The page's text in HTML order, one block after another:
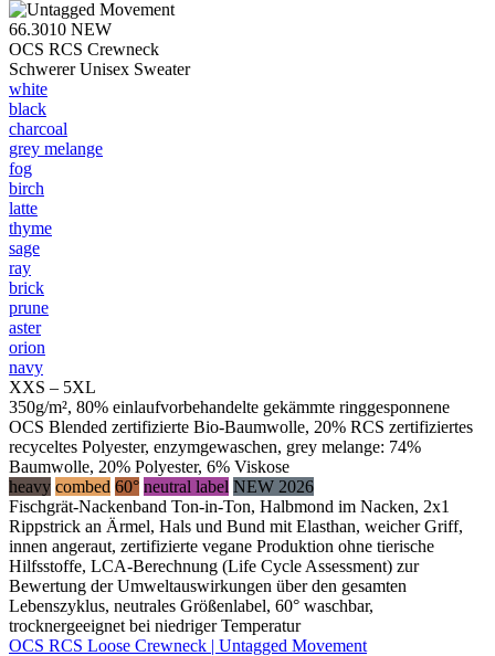
66.3010 NEW
OCS RCS Crewneck
Schwerer Unisex Sweater
white
black
charcoal
grey melange
fog
birch
latte
thyme
sage
ray
brick
prune
aster
orion
navy
XXS – 5XL
350g/m², 80% einlaufvorbehandelte gekämmte ringgesponnene
OCS Blended zertifizierte Bio-Baumwolle, 20% RCS zertifiziertes
recyceltes Polyester, enzymgewaschen, grey melange: 74%
Baumwolle, 20% Polyester, 6% Viskose
heavy combed 60° neutral label NEW 2026
Fischgrät-Nackenband Ton-in-Ton, Halbmond im Nacken, 2x1
Rippstrick an Ärmel, Hals und Bund mit Elasthan, weicher Griff,
innen angeraut, zertifizierte vegane Produktion ohne tierische
Hilfsstoffe, LCA-Berechnung (Life Cycle Assessment) zur
Bewertung der Umweltauswirkungen über den gesamten
Lebenszyklus, neutrales Größenlabel, 60° waschbar,
trocknergeeignet bei niedriger Temperatur
OCS RCS Loose Crewneck | Untagged Movement